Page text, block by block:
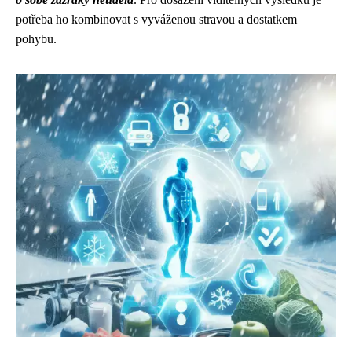
potřeba ho kombinovat s vyváženou stravou a dostatkem
pohybu.